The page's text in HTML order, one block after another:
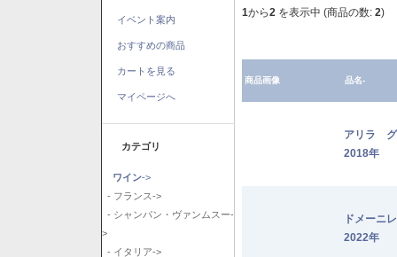
イベント案内
おすすめの商品
カートを見る
マイページへ
カテゴリ
ワイン->
- フランス->
- シャンパン・ヴァンムスー-
>
- イタリア->
1から2 を表示中 (商品の数: 2)
商品画像 品名-
アリラ
2018年
ドメー
2022年